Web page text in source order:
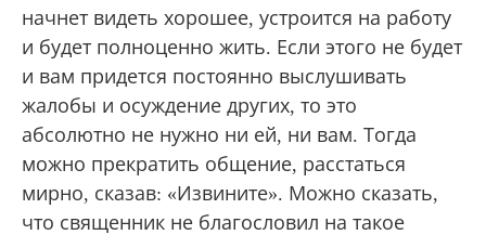
начнет видеть хорошее, устроится на работу
и будет полноценно жить. Если этого не будет
и вам придется постоянно выслушивать
жалобы и осуждение других, то это
абсолютно не нужно ни ей, ни вам. Тогда
можно прекратить общение, расстаться
мирно, сказав: «Извините». Можно сказать,
что священник не благословил на такое